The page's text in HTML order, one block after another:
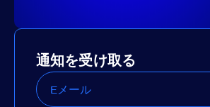
通知を受け取る